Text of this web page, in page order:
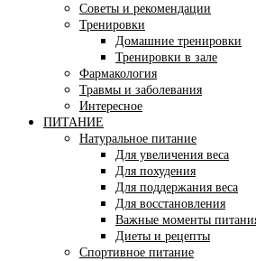
Советы и рекомендации
Тренировки
Домашние тренировки
Тренировки в зале
Фармакология
Травмы и заболевания
Интересное
ПИТАНИЕ
Натуральное питание
Для увеличения веса
Для похудения
Для поддержания веса
Для восстановления
Важные моменты
Диеты и рецепты
Спортивное питание